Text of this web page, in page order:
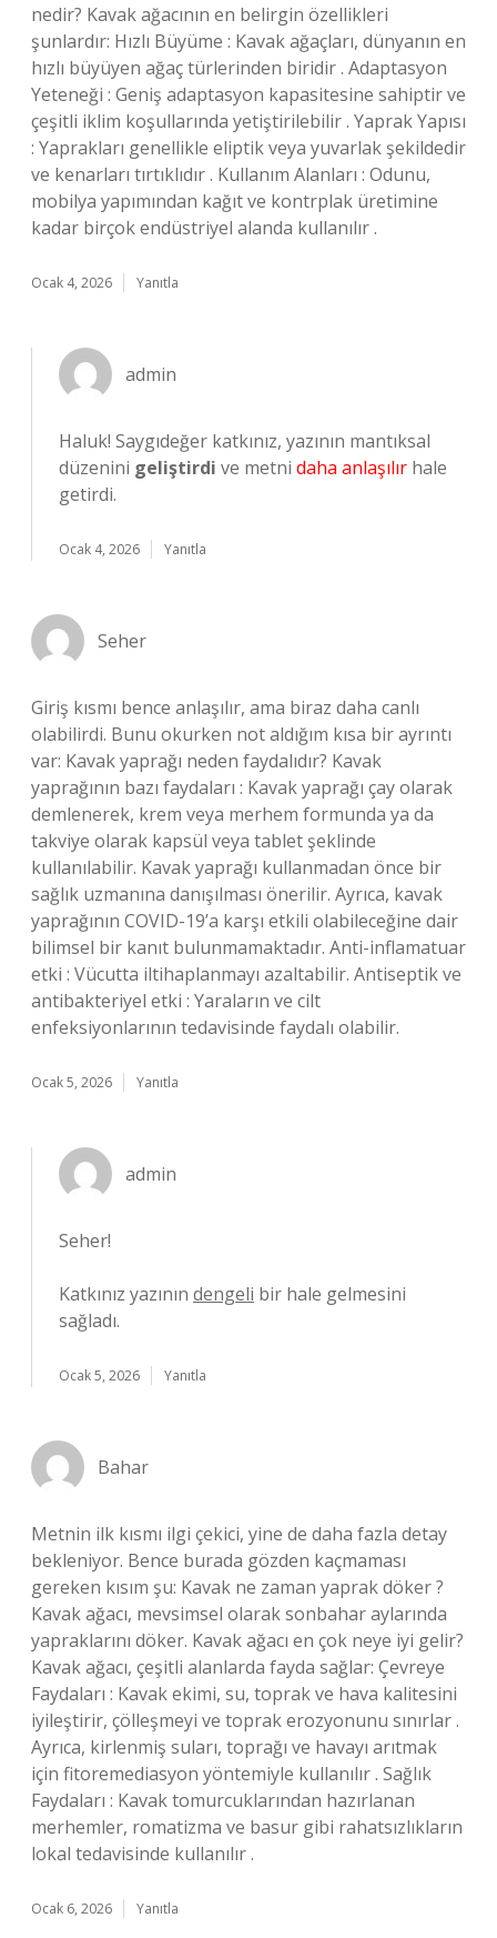
nedir? Kavak ağacının en belirgin özellikleri
şunlardır: Hızlı Büyüme : Kavak ağaçları, dünyanın en
hızlı büyüyen ağaç türlerinden biridir . Adaptasyon
Yeteneği : Geniş adaptasyon kapasitesine sahiptir ve
çeşitli iklim koşullarında yetiştirilebilir . Yaprak Yapısı
: Yaprakları genellikle eliptik veya yuvarlak şekildedir
ve kenarları tırtıklıdır . Kullanım Alanları : Odunu,
mobilya yapımından kağıt ve kontrplak üretimine
kadar birçok endüstriyel alanda kullanılır .
Ocak 4, 2026 Yanıtla
admin
Haluk! Saygıdeğer katkınız, yazının mantıksal
düzenini geliştirdi ve metni daha anlaşılır hale
getirdi.
Ocak 4, 2026 Yanıtla
Seher
Giriş kısmı bence anlaşılır, ama biraz daha canlı
olabilirdi. Bunu okurken not aldığım kısa bir ayrıntı
var: Kavak yaprağı neden faydalıdır? Kavak
yaprağının bazı faydaları : Kavak yaprağı çay olarak
demlenerek, krem veya merhem formunda ya da
takviye olarak kapsül veya tablet şeklinde
kullanılabilir. Kavak yaprağı kullanmadan önce bir
sağlık uzmanına danışılması önerilir. Ayrıca, kavak
yaprağının COVID-19’a karşı etkili olabileceğine dair
bilimsel bir kanıt bulunmamaktadır. Anti-inflamatuar
etki : Vücutta iltihaplanmayı azaltabilir. Antiseptik ve
antibakteriyel etki : Yaraların ve cilt
enfeksiyonlarının tedavisinde faydalı olabilir.
Ocak 5, 2026 Yanıtla
admin
Seher!
Katkınız yazının dengeli bir hale gelmesini
sağladı.
Ocak 5, 2026 Yanıtla
Bahar
Metnin ilk kısmı ilgi çekici, yine de daha fazla detay
bekleniyor. Bence burada gözden kaçmaması
gereken kısım şu: Kavak ne zaman yaprak döker ?
Kavak ağacı, mevsimsel olarak sonbahar aylarında
yapraklarını döker. Kavak ağacı en çok neye iyi gelir?
Kavak ağacı, çeşitli alanlarda fayda sağlar: Çevreye
Faydaları : Kavak ekimi, su, toprak ve hava kalitesini
iyileştirir, çölleşmeyi ve toprak erozyonunu sınırlar .
Ayrıca, kirlenmiş suları, toprağı ve havayı arıtmak
için fitoremediasyon yöntemiyle kullanılır . Sağlık
Faydaları : Kavak tomurcuklarından hazırlanan
merhemler, romatizma ve basur gibi rahatsızlıkların
lokal tedavisinde kullanılır .
Ocak 6, 2026 Yanıtla